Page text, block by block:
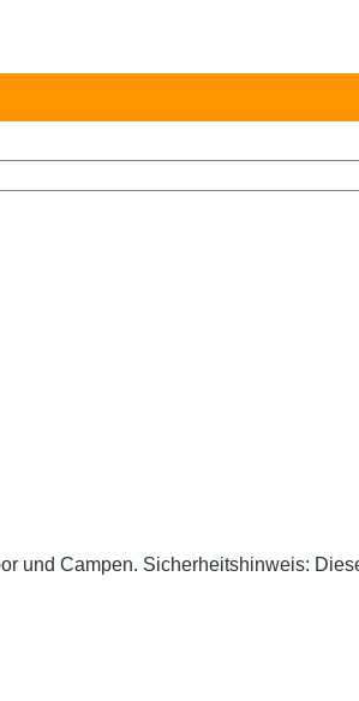
und Campen. Sicherheitshinweis: